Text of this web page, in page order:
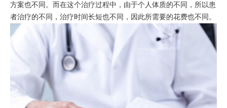
方案也不同。而在这个治疗过程中，由于个人体质的不同，所以患
者治疗的不同，治疗时间长短也不同，因此所需要的花费也不同。